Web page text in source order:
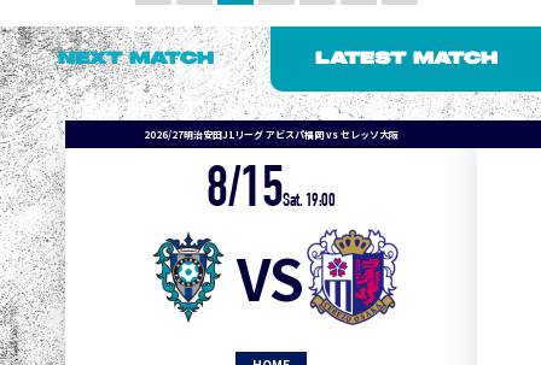
NEXT MATCH LATEST MATCH
2026/27明治安田J1リーグ アビスパ福岡 vs セレッソ大阪
8/15Sat. 19:00
VS